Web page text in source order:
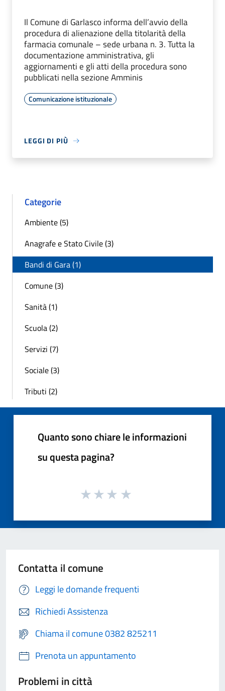
Il Comune di Garlasco informa dell’avvio della
procedura di alienazione della titolarità della
farmacia comunale – sede urbana n. 3. Tutta la
documentazione amministrativa, gli
aggiornamenti e gli atti della procedura sono
pubblicati nella sezione Amminis
Comunicazione istituzionale
LEGGI DI PIÙ
Categorie
Ambiente (5)
Anagrafe e Stato Civile (3)
Bandi di Gara (1)
Comune (3)
Sanità (1)
Scuola (2)
Servizi (7)
Sociale (3)
Tributi (2)
Quanto sono chiare le informazioni
su questa pagina?
Contatta il comune
Leggi le domande frequenti
Richiedi Assistenza
Chiama il comune 0382 825211
Prenota un appuntamento
Problemi in città